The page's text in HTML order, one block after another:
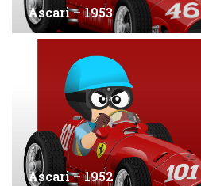
Ascari – 1953
Ascari – 1952